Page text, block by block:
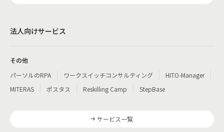
法人向けサービス
その他
パーソルのRPA
ワークスイッチコンサルティング
HITO-Manager
MITERAS
ポスタス Reskilling Camp StepBase
サービス一覧